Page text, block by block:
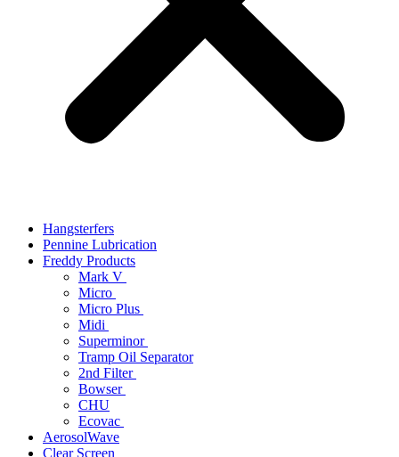
Hangsterfers
Pennine Lubrication
Freddy Products
Mark V
Micro
Micro Plus
Midi
Superminor
Tramp Oil Separator
2nd Filter
Bowser
CHU
Ecovac
AerosolWave
Clear Screen